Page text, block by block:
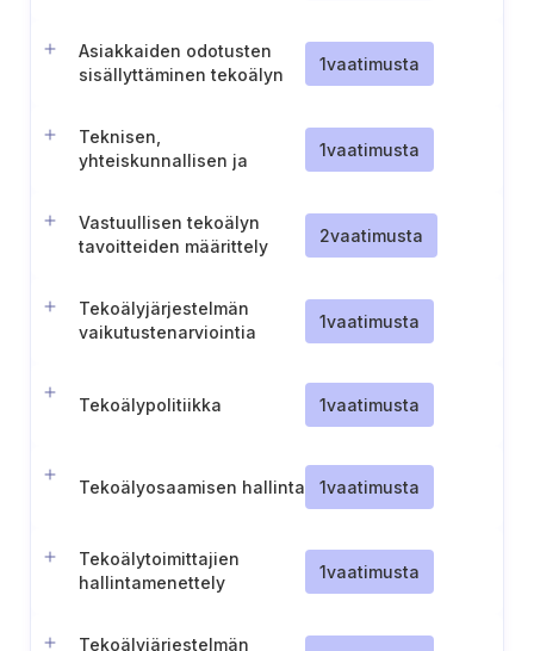
Asiakkaiden odotusten
sisällyttäminen tekoälyn
1vaatimusta
Teknisen,
yhteiskunnallisen ja
tekoälyn vaikutusten
arvioinnissa
1vaatimusta
Vastuullisen tekoälyn
tavoitteiden määrittely
2vaatimusta
Tekoälyjärjestelmän
vaikutustenarviointia
1vaatimusta
Tekoälypolitiikka 1vaatimusta
Tekoälyosaamisen hallinta 1vaatimusta
Tekoälytoimittajien
hallintamenettely
1vaatimusta
Tekoälyjärjestelmän